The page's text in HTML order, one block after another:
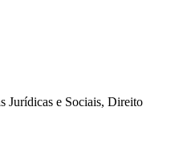
Jurídicas e Sociais, Direito